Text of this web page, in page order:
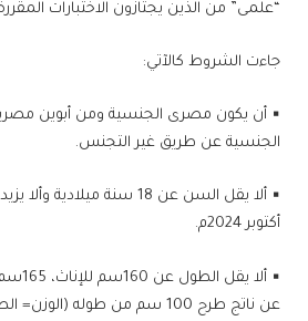
“علمى” من الذين يجتازون الاختبارات
جاءت الشروط كالآتي:
▪ أن يكون مصرى الجنسية ومن أبوين
الجنسية عن طريق غير التجنس.
أكتوبر 2024م.
▪ ألا